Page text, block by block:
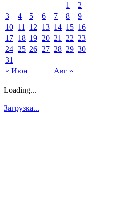
« Июн Авг »
1
2
3
4 5 6 7 8
9
10 11 12 13 14 15 16
17 18 19 20 21 22 23
24 25 26 27 28 29 30
31
Loading...
Загрузка...